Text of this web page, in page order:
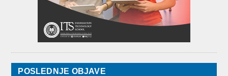
POSLEDNJE OBJAVE